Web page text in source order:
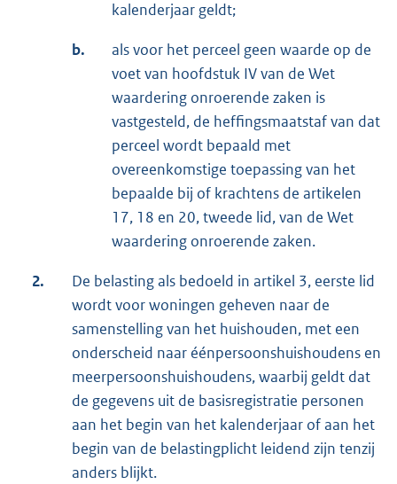
kalenderjaar geldt;
b.
als voor het perceel geen waarde op de
voet van hoofdstuk IV van de Wet
waardering onroerende zaken is
vastgesteld, de heffingsmaatstaf van dat
perceel wordt bepaald met
overeenkomstige toepassing van het
bepaalde bij of krachtens de artikelen
17, 18 en 20, tweede lid, van de Wet
waardering onroerende zaken.
2.
De belasting als bedoeld in artikel 3, eerste lid
wordt voor woningen geheven naar de
samenstelling van het huishouden, met een
onderscheid naar éénpersoonshuishoudens en
meerpersoonshuishoudens, waarbij geldt dat
de gegevens uit de basisregistratie personen
aan het begin van het kalenderjaar of aan het
begin van de belastingplicht leidend zijn tenzij
anders blijkt.